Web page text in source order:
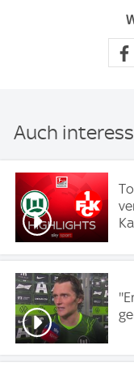
Auch